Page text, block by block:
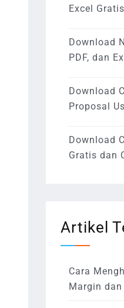
Excel
Download
PDF, dan
Download
Proposal
Download
Gratis dan
Artikel
Cara
Margin